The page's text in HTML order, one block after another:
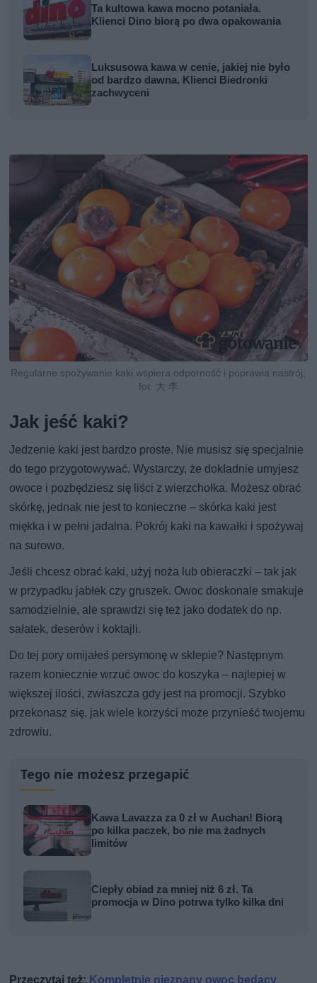
Ta kultowa kawa mocno potaniała.
Klienci Dino biorą po dwa opakowania
Luksusowa kawa w cenie, jakiej nie było
od bardzo dawna. Klienci Biedronki
zachwyceni
Regularne spożywanie kaki wspiera odporność i poprawia nastrój,
fot. 大 李
Jak jeść kaki?
Jedzenie kaki jest bardzo proste. Nie musisz się specjalnie
do tego przygotowywać. Wystarczy, że dokładnie umyjesz
owoce i pozbędziesz się liści z wierzchołka. Możesz obrać
skórkę, jednak nie jest to konieczne – skórka kaki jest
miękka i w pełni jadalna. Pokrój kaki na kawałki i spożywaj
na surowo.
Jeśli chcesz obrać kaki, użyj noża lub obieraczki – tak jak
w przypadku jabłek czy gruszek. Owoc doskonale smakuje
samodzielnie, ale sprawdzi się też jako dodatek do np.
sałatek, deserów i koktajli.
Do tej pory omijałeś persymonę w sklepie? Następnym
razem koniecznie wrzuć owoc do koszyka – najlepiej w
większej ilości, zwłaszcza gdy jest na promocji. Szybko
przekonasz się, jak wiele korzyści może przynieść twojemu
zdrowiu.
Tego nie możesz przegapić
Kawa Lavazza za 0 zł w Auchan! Biorą
po kilka paczek, bo nie ma żadnych
limitów
Ciepły obiad za mniej niż 6 zł. Ta
promocja w Dino potrwa tylko kilka dni
Przeczytaj też: Kompletnie nieznany owoc będący